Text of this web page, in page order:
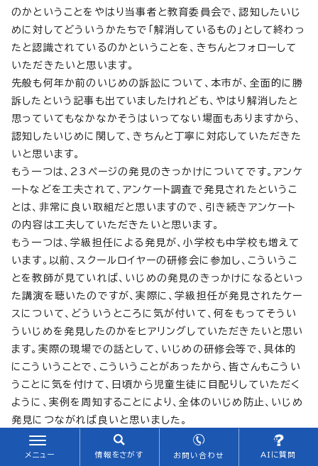
のかということをやはり当事者と教育委員会で、認知したいじ
めに対してどういうかたちで「解消しているもの」として終わっ
たと認識されているのかということを、きちんとフォローして
いただきたいと思います。
先般も何年か前のいじめの訴訟について、本市が、全面的に勝
訴したという記事も出ていましたけれども、やはり解消したと
思っていてもなかなかそうはいってない場面もありますから、
認知したいじめに関して、きちんと丁寧に対応していただきた
いと思います。
もう一つは、23ページの発見のきっかけについてです。アンケ
ートなどを工夫されて、アンケート調査で発見されたというこ
とは、非常に良い取組だと思いますので、引き続きアンケート
の内容は工夫していただきたいと思います。
もう一つは、学級担任による発見が、小学校も中学校も増えて
います。以前、スクールロイヤーの研修会に参加し、こういうこ
とを教師が見ていれば、いじめの発見のきっかけになるといっ
た講演を聴いたのですが、実際に、学級担任が発見されたケー
スについて、どういうところに気が付いて、何をもってそうい
ういじめを発見したのかをヒアリングしていただきたいと思い
ます。実際の現場での話として、いじめの研修会等で、具体的
にこういうことで、こういうことがあったから、皆さんもこうい
うことに気を付けて、日頃から児童生徒に目配りしていただく
ように、実例を周知することにより、全体のいじめ防止、いじめ
発見につながれば良いと思いました。
糸山教育長
メニュー 情報をさがす お問い合わせ AIに質問